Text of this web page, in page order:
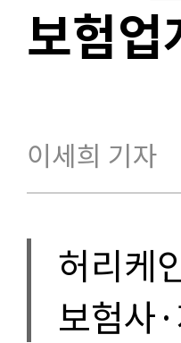
보험업
이세희 기자
허리케
보험사